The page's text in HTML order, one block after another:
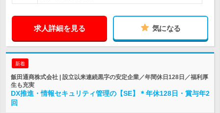
求人詳細を見る 気になる
新着
飯田通商株式会社 | 設立以来連続黒字の安定企業／年間休日128日／福利厚
生も充実
DX推進・情報セキュリティ管理の【SE】＊年休128日・賞与年2
回